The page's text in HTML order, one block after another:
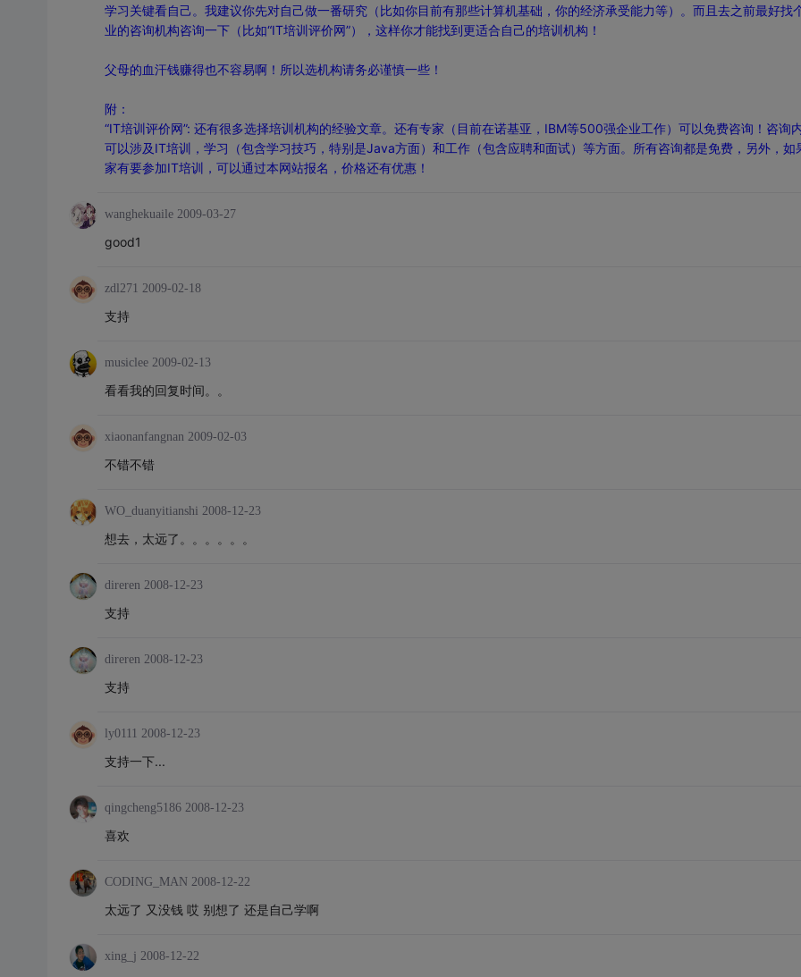
学习关键看自己。我建议你先对自己做一番研究（比如你目前有那些计算机基础，你的经济承受能力等）。而且去之前最好找
业的咨询机构咨询一下（比如“IT培训评价网”），这样你才能找到更适合自己的培训机构！
父母的血汗钱赚得也不容易啊！所以选机构请务必谨慎一些！
附：
“IT培训评价网”: 还有很多选择培训机构的经验文章。还有专家（目前在诺基亚，IBM等500强企业工作）可以免费咨询！咨询
可以涉及IT培训，学习（包含学习技巧，特别是Java方面）和工作（包含应聘和面试）等方面。所有咨询都是免费，另外，如
家有要参加IT培训，可以通过本网站报名，价格还有优惠！
wanghekuaile 2009-03-27
good1
zdl271 2009-02-18
支持
musiclee 2009-02-13
看看我的回复时间。。
xiaonanfangnan 2009-02-03
不错不错
WO_duanyitianshi 2008-12-23
想去，太远了。。。。。。
direren 2008-12-23
支持
direren 2008-12-23
支持
ly0111 2008-12-23
支持一下...
qingcheng5186 2008-12-23
喜欢
CODING_MAN 2008-12-22
太远了 又没钱 哎 别想了 还是自己学啊
xing_j 2008-12-22